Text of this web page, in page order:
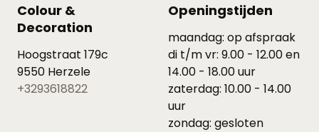
Colour &
Decoration
Hoogstraat 179c
9550 Herzele
+3293618822
Openingstijden
maandag: op afspraak
di t/m vr: 9.00 - 12.00 en
14.00 - 18.00 uur
zaterdag: 10.00 - 14.00
uur
zondag: gesloten